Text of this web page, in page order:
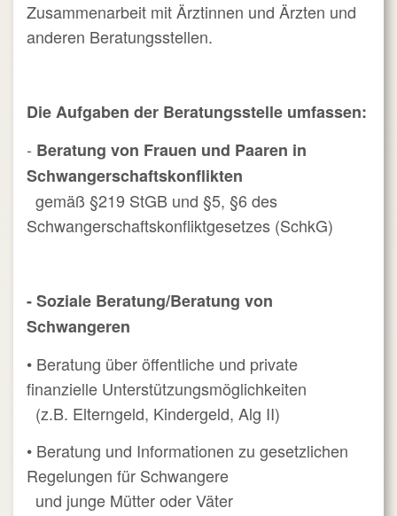
Zusammenarbeit mit Ärztinnen und Ärzten und
anderen Beratungsstellen.
Die Aufgaben der Beratungsstelle umfassen:
- Beratung von Frauen und Paaren in
Schwangerschaftskonflikten
gemäß §219 StGB und §5, §6 des
Schwangerschaftskonfliktgesetzes (SchkG)
- Soziale Beratung/Beratung von
Schwangeren
• Beratung über öffentliche und private
finanzielle Unterstützungsmöglichkeiten
(z.B. Elterngeld, Kindergeld, Alg II)
• Beratung und Informationen zu gesetzlichen
Regelungen für Schwangere
und junge Mütter oder Väter